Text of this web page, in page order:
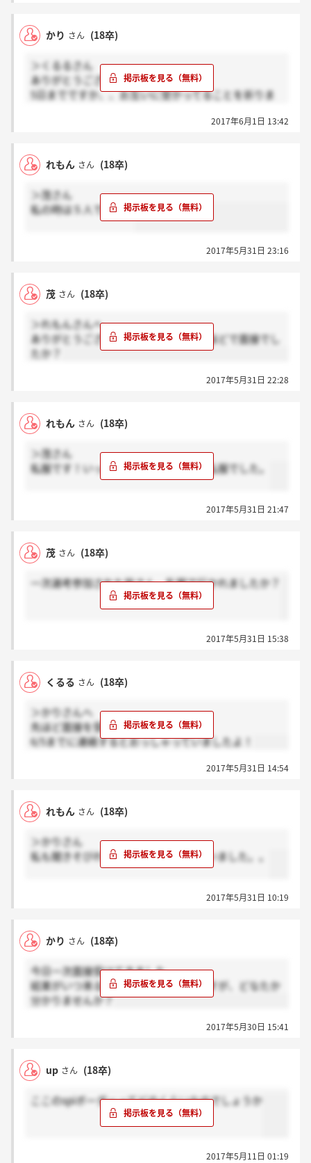
かり さん (18卒)
＞くるるさん
ありがとうございます。
5日までですか、、お互いに受かってることを祈りま
2017年6月1日 13:42
れもん さん (18卒)
＞茂さん
私の時は５人でした！
2017年5月31日 23:16
茂 さん (18卒)
＞れもんさんへ
ありがとうございます！ちなみに何名ほどで面接でし
たか？
2017年5月31日 22:28
れもん さん (18卒)
＞茂さん
私服です！いっしょに面接した皆さん私服でした。
2017年5月31日 21:47
茂 さん (18卒)
一次選考参加された皆さん、私服で行かれましたか？
2017年5月31日 15:38
くるる さん (18卒)
＞かりさんへ
先ほど面接を受けてきた者です。
6/5までに連絡するとおっしゃっていましたよ！
2017年5月31日 14:54
れもん さん (18卒)
＞かりさん
私も聞きそびれてしまい、気になっていました。。
2017年5月31日 10:19
かり さん (18卒)
今日一次面接受けてきました
結果がいつ来るのか聞きそびれたのですが、どなたか
分かりませんか？
2017年5月30日 15:41
up さん (18卒)
ここのspiボーダーってどのくらいなのでしょうか
2017年5月11日 01:19